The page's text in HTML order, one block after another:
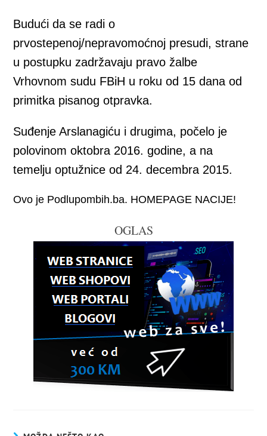
Budući da se radi o
prvostepenoj/nepravomoćnoj presudi, strane
u postupku zadržavaju pravo žalbe
Vrhovnom sudu FBiH u roku od 15 dana od
primitka pisanog otpravka.
Suđenje Arslanagiću i drugima, počelo je
polovinom oktobra 2016. godine, a na
temelju optužnice od 24. decembra 2015.
Ovo je Podlupombih.ba. HOMEPAGE NACIJE!
OGLAS